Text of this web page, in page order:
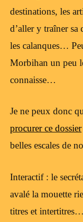
destinations, les
d’aller y traîner sa
les calanques…
Morbihan un peu
connaisse…
Je ne peux donc
procurer ce dossier
belles escales de
Interactif : le
avalé la mouette
titres et